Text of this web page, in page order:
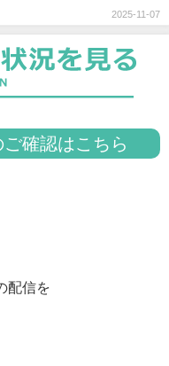
2025-11-07
確認はこちら
配信を